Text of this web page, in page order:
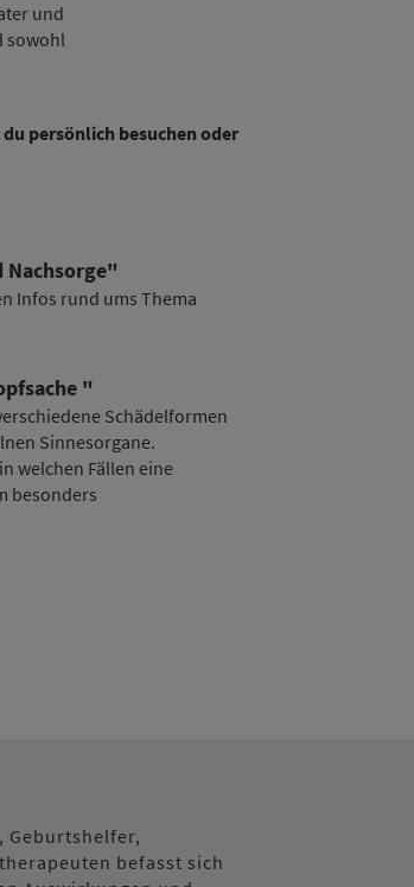
und
sowohl
persönlich besuchen oder
Nachsorge"
Infos rund ums Thema
"
Schädelformen
Sinnesorgane.
welchen Fällen eine
besonders
Geburtshelfer,
befasst sich